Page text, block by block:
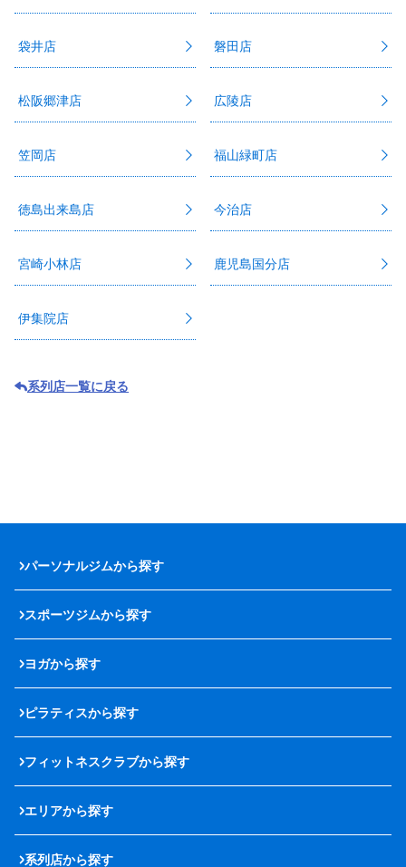
袋井店 磐田店
松阪郷津店 広陵店
笠岡店 福山緑町店
徳島出来島店 今治店
宮崎小林店 鹿児島国分店
伊集院店
系列店一覧に戻る
パーソナルジムから探す
スポーツジムから探す
ヨガから探す
ピラティスから探す
フィットネスクラブから探す
エリアから探す
系列店から探す